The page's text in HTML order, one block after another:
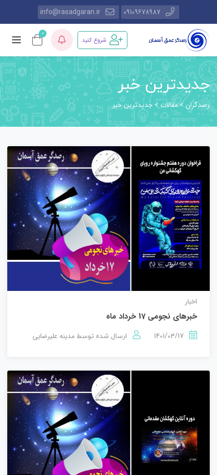
09109678987
info@rasadgaran.ir
شروع کنید
0
جدیدترین خبر
رصدگران>مقالات> جدیدترین خبر
اخبار
خبرهای نجومی 17 خرداد ماه
1401/03/17 ارسال شده توسط مدینه علیرضایی